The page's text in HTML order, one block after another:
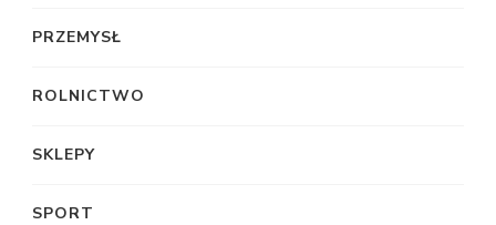
PRZEMYSŁ
ROLNICTWO
SKLEPY
SPORT